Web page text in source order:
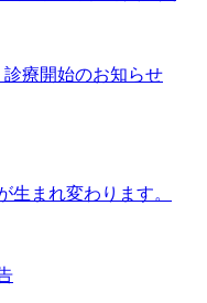
診療開始のお知らせ
生まれ変わります。